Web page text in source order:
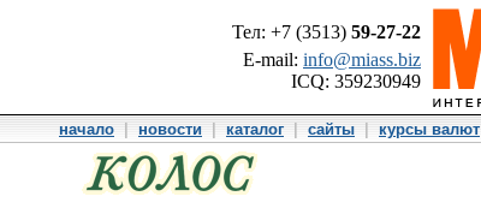
Тел: +7 (3513) 59-27-22
E-mail: info@miass.biz
ICQ: 359230949
начало новости каталог| сайты курсы валют